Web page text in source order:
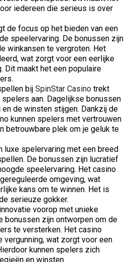
iedereen die serieus is over
de focus op het bieden van een
speelervaring. De bonussen zijn
winkansen te vergroten. Het
wat zorgt voor een eerlijke
Dit maakt het een populaire
bij SpinStar Casino trekt
aan. Dagelijkse bonussen
de winsten stijgen. Dankzij de
kunnen spelers met vertrouwen
betrouwbare plek om je geluk te
luxe spelervaring met een breed
De bonussen zijn lucratief
speelervaring. Het casino
omgeving, wat
kans om te winnen. Het is
serieuze gokker.
voorop met unieke
bonussen zijn ontworpen om de
te versterken. Het casino
wat zorgt voor een
kunnen spelers zich
en winsten.